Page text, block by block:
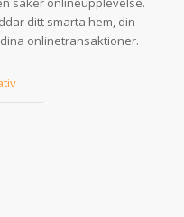
ditt smarta hem, din
onlinetransaktioner.